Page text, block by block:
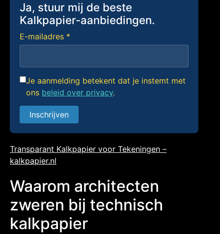
Ja, stuur mij de beste
Kalkpapier-aanbiedingen.
E-mailadres *
Je aanmelding betekent dat je instemt met
ons beleid over privacy.
Inschrijven
Transparant Kalkpapier voor Tekeningen –
kalkpapier.nl
Waarom architecten
zweren bij technisch
kalkpapier